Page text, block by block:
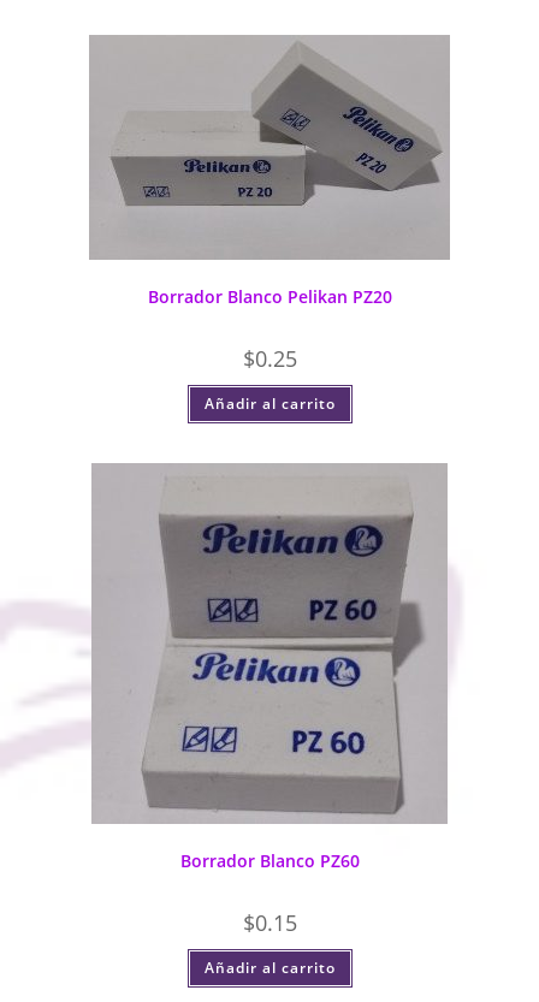
Borrador Blanco Pelikan PZ20
$0.25
Añadir al carrito
Borrador Blanco PZ60
$0.15
Añadir al carrito